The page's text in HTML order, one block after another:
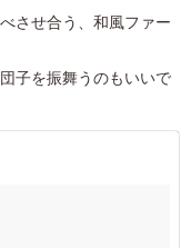
させ合う、和風ファー
子を振舞うのもいいで